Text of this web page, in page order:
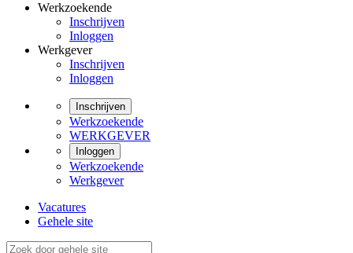
Werkzoekende
Inschrijven
Inloggen
Werkgever
Inschrijven
Inloggen
Inschrijven
Werkzoekende
WERKGEVER
Inloggen
Werkzoekende
Werkgever
Vacatures
Gehele site